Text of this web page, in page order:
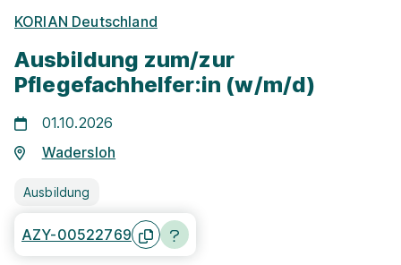
Pflegefachmann/-frau
Wadersloh
Freie Stellen finden
KORIAN Deutschland
Ausbildung zum/zur
Pflegefachhelfer:in (w/m/d)
01.10.2026
Wadersloh
Ausbildung
AZY-00522769